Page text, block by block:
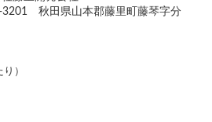
3201 秋田県山本郡藤里町藤琴字分
）